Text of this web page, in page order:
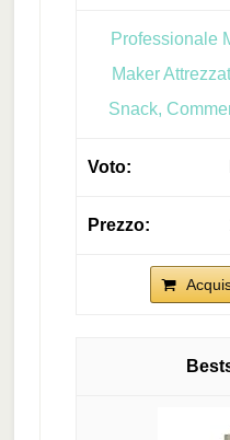
Professionale
Maker
Snack,